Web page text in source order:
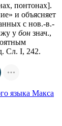
понтонах].
и объясняет
с нов.-в.-
у бон знач.,
Сл. I, 242.
языка Макса